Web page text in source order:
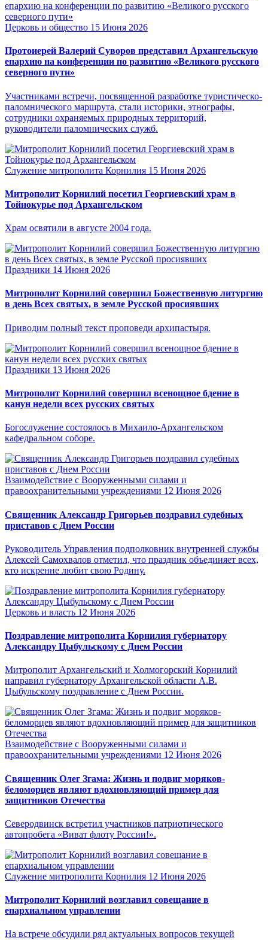
Церковь и общество 15 Июня 2026
Протоиерей Валерий Суворов представил Архангельскую
епархию на конференции по развитию «Великого русского
северного пути»
Участниками встречи, посвященной разработке туристическо-
паломнического маршрута, стали историки, этнографы,
сотрудники охраняемых природных территорий,
руководители паломнических служб.
Служение митрополита Корнилия 15 Июня 2026
Митрополит Корнилий посетил Георгиевский храм в
Тойнокурье под Архангельском
Храм освятили в августе 2004 года.
Праздники 14 Июня 2026
Митрополит Корнилий совершил Божественную литургию
в день Всех святых, в земле Русской просиявших
Приводим полный текст проповеди архипастыря.
Праздники 13 Июня 2026
Митрополит Корнилий совершил всенощное бдение в
канун недели всех русских святых
Богослужение состоялось в Михаило-Архангельском
кафедральном соборе.
Взаимодействие с Вооруженными силами и
правоохранительными учреждениями 12 Июня 2026
Священник Александр Григорьев поздравил судебных
приставов с Днем России
Руководитель Управления подполковник внутренней службы
Алексей Самохвалов отметил, что праздник объединяет всех,
кто искренне любит свою Родину.
Церковь и власть 12 Июня 2026
Поздравление митрополита Корнилия губернатору
Александру Цыбульскому с Днем России
Митрополит Архангельский и Холмогорский Корнилий
направил губернатору Архангельской области А.В.
Цыбульскому поздравление с Днем России.
Взаимодействие с Вооруженными силами и
правоохранительными учреждениями 12 Июня 2026
Священник Олег Згама: Жизнь и подвиг моряков-
беломорцев являют вдохновляющий пример для
защитников Отечества
Северодвинск встретил участников патриотического
автопробега «Виват флоту России!».
Служение митрополита Корнилия 12 Июня 2026
Митрополит Корнилий возглавил совещание в
епархиальном управлении
На встрече обсудили ряд актуальных вопросов текущей